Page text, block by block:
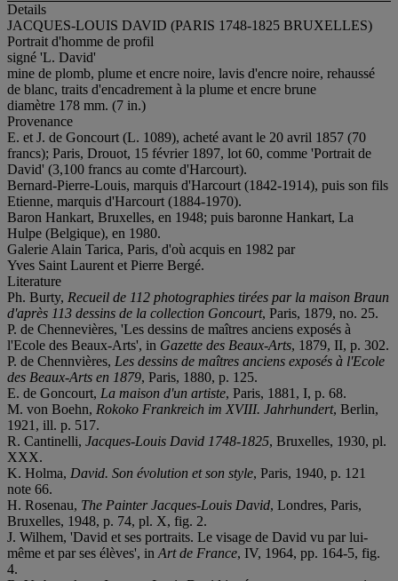
Details
JACQUES-LOUIS DAVID (PARIS 1748-1825 BRUXELLES)
Portrait d'homme de profil
signé 'L. David'
mine de plomb, plume et encre noire, lavis d'encre noire, rehaussé
de blanc, traits d'encadrement à la plume et encre brune
diamètre 178 mm. (7 in.)
Provenance
E. et J. de Goncourt (L. 1089), acheté avant le 20 avril 1857 (70
francs); Paris, Drouot, 15 février 1897, lot 60, comme 'Portrait de
David' (3,100 francs au comte d'Harcourt).
Bernard-Pierre-Louis, marquis d'Harcourt (1842-1914), puis son fils
Etienne, marquis d'Harcourt (1884-1970).
Baron Hankart, Bruxelles, en 1948; puis baronne Hankart, La
Hulpe (Belgique), en 1980.
Galerie Alain Tarica, Paris, d'où acquis en 1982 par
Yves Saint Laurent et Pierre Bergé.
Literature
Ph. Burty, Recueil de 112 photographies tirées par la maison Braun
d'après 113 dessins de la collection Goncourt, Paris, 1879, no. 25.
P. de Chennevières, 'Les dessins de maîtres anciens exposés à
l'Ecole des Beaux-Arts', in Gazette des Beaux-Arts, 1879, II, p. 302.
P. de Chennvières, Les dessins de maîtres anciens exposés à l'Ecole
des Beaux-Arts en 1879, Paris, 1880, p. 125.
E. de Goncourt, La maison d'un artiste, Paris, 1881, I, p. 68.
M. von Boehn, Rokoko Frankreich im XVIII. Jahrhundert, Berlin,
1921, ill. p. 517.
R. Cantinelli, Jacques-Louis David 1748-1825, Bruxelles, 1930, pl.
XXX.
K. Holma, David. Son évolution et son style, Paris, 1940, p. 121
note 66.
H. Rosenau, The Painter Jacques-Louis David, Londres, Paris,
Bruxelles, 1948, p. 74, pl. X, fig. 2.
J. Wilhem, 'David et ses portraits. Le visage de David vu par lui-
même et par ses élèves', in Art de France, IV, 1964, pp. 164-5, fig.
4.